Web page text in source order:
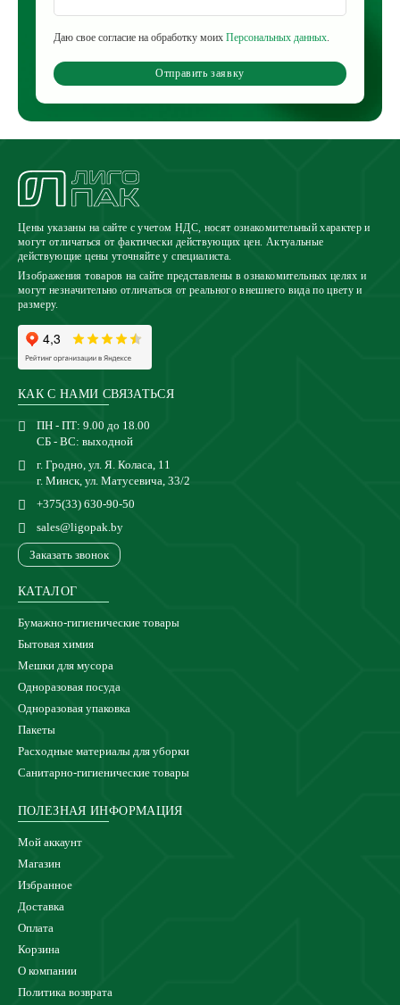
Даю свое согласие на обработку моих Персональных данных.
Отправить заявку
Цены указаны на сайте с учетом НДС, носят ознакомительный характер и
могут отличаться от фактически действующих цен. Актуальные
действующие цены уточняйте у специалиста.
Изображения товаров на сайте представлены в ознакомительных целях и
могут незначительно отличаться от реального внешнего вида по цвету и
размеру.
КАК С НАМИ СВЯЗАТЬСЯ
ПН - ПТ: 9.00 до 18.00
СБ - ВС: выходной
г. Гродно, ул. Я. Коласа, 11
г. Минск, ул. Матусевича, 33/2
+375(33) 630-90-50
sales@ligopak.by
Заказать звонок
КАТАЛОГ
Бумажно-гигиенические товары
Бытовая химия
Мешки для мусора
Одноразовая посуда
Одноразовая упаковка
Пакеты
Расходные материалы для уборки
Санитарно-гигиенические товары
ПОЛЕЗНАЯ ИНФОРМАЦИЯ
Мой аккаунт
Магазин
Избранное
Доставка
Оплата
Корзина
О компании
Политика возврата